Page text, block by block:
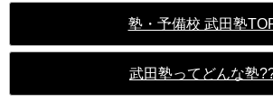
塾・予備校 武田塾
武田塾ってどんな塾